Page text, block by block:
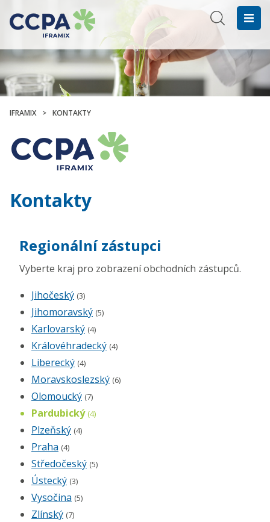
IFRAMIX > KONTAKTY
Kontakty
Regionální zástupci
Vyberte kraj pro zobrazení obchodních zástupců.
Jihočeský (3)
Jihomoravský (5)
Karlovarský (4)
Královéhradecký (4)
Liberecký (4)
Moravskoslezský (6)
Olomoucký (7)
Pardubický (4)
Plzeňský (4)
Praha (4)
Středočeský (5)
Ústecký (3)
Vysočina (5)
Zlínský (7)